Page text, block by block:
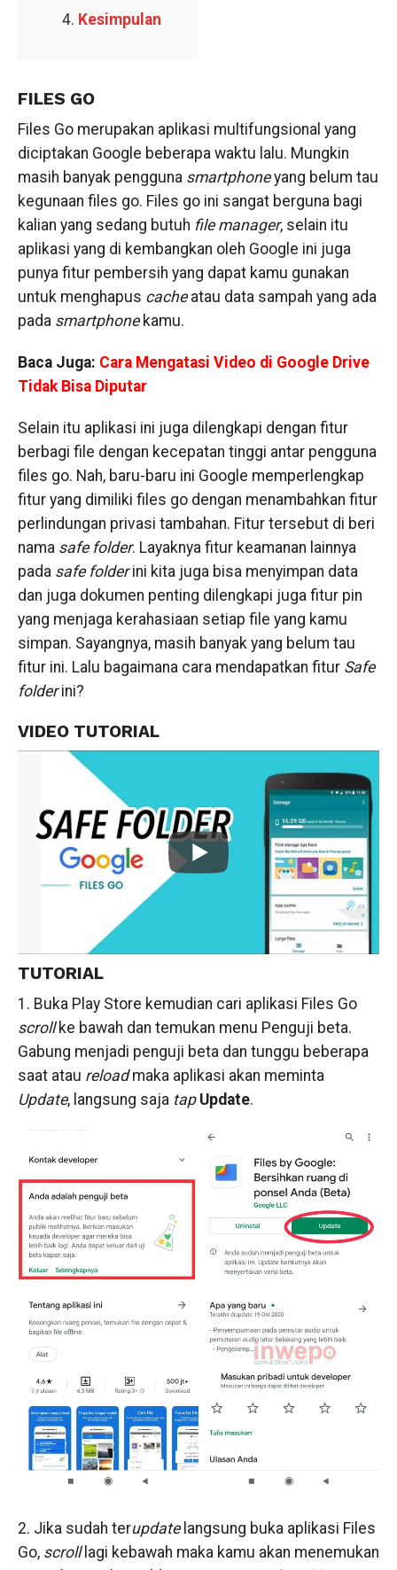
Kesimpulan
FILES GO
Files Go merupakan aplikasi multifungsional yang
diciptakan Google beberapa waktu lalu. Mungkin
masih banyak pengguna smartphoneyang belum tau
kegunaan files go. Files go ini sangat berguna bagi
kalian yang sedang butuh file manager, selain itu
aplikasi yang di kembangkan oleh Google ini juga
punya fitur pembersih yang dapat kamu gunakan
untuk menghapus cacheatau data sampah yang ada
pada smartphonekamu.
Baca Juga: Cara Mengatasi Video di Google Drive
Tidak Bisa Diputar
Selain itu aplikasi ini juga dilengkapi dengan fitur
berbagi file dengan kecepatan tinggi antar pengguna
files go. Nah, baru-baru ini Google memperlengkap
fitur yang dimiliki files go dengan menambahkan fitur
perlindungan privasi tambahan. Fitur tersebut di beri
nama safe folder. Layaknya fitur keamanan lainnya
pada safe folderini kita juga bisa menyimpan data
dan juga dokumen penting dilengkapi juga fitur pin
yang menjaga kerahasiaan setiap file yang kamu
simpan. Sayangnya, masih banyak yang belum tau
fitur ini. Lalu bagaimana cara mendapatkan fitur Safe
folderini?
VIDEO TUTORIAL
TUTORIAL
1. Buka Play Store kemudian cari aplikasi Files Go
scrollke bawah dan temukan menu Penguji beta.
Gabung menjadi penguji beta dan tunggu beberapa
saat atau reloadmaka aplikasi akan meminta
Update, langsung saja tap Update.
2. Jika sudah terupdatelangsung buka aplikasi Files
Go, scrolllagi kebawah maka kamu akan menemukan